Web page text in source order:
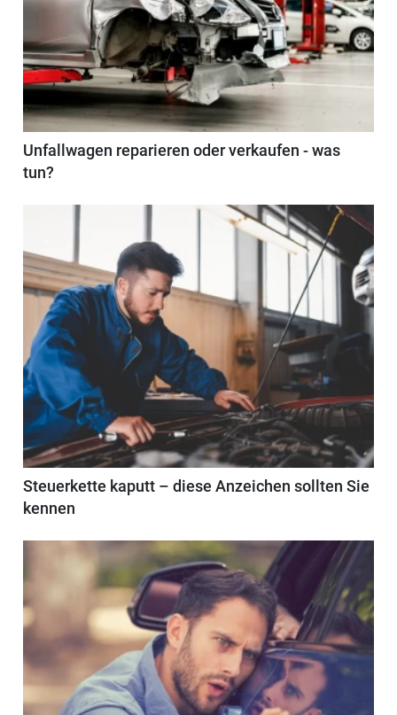
Unfallwagen reparieren oder verkaufen - was
tun?
Steuerkette kaputt – diese Anzeichen sollten Sie
kennen